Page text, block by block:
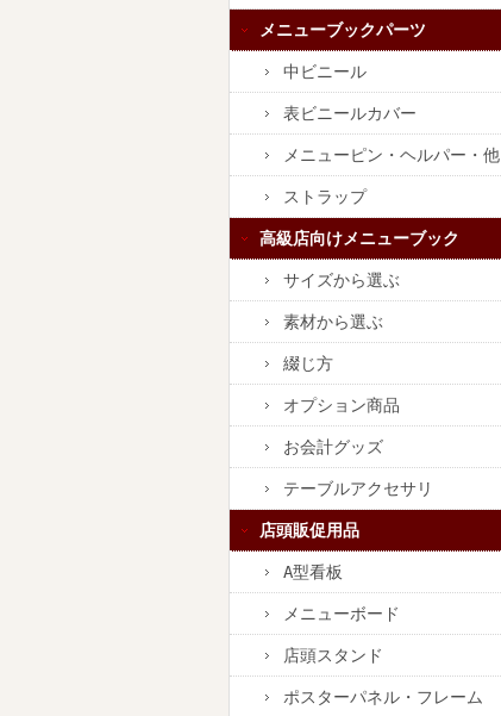
メニューブックパーツ
中ビニール
表ビニールカバー
メニューピン・ヘルパー・他
ストラップ
高級店向けメニューブック
サイズから選ぶ
素材から選ぶ
綴じ方
オプション商品
お会計グッズ
テーブルアクセサリ
店頭販促用品
A型看板
メニューボード
店頭スタンド
ポスターパネル・フレーム